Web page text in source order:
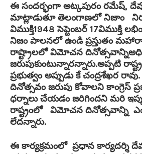
ఈ సందర్భంగా అట్కపురం రమేష్,
మాట్లాడుతూ తెలంగాణలో నిజాం
విముక్తి1948 సెప్టెంబర్ 17విముక్తి
నిజం పాలనలో ఉండి ప్రస్తుతం
రాష్ట్రాలలో విమోచన
జరుపుకుంటున్నారన్నారు.అప్పటి
ప్రభుత్వం అప్పుడు కే చంద్రశేఖర
దినోత్సవం జరుపు కోవాలని కాంగ్రెస్
ధర్నాలు చేయడం జరిగిందని మరి
రాష్ట్రంలో విమోచన దినోత్సవాన్ని
లేదన్నారు.
ఈ కార్యక్రమంలో ప్రధాన కార్యదర్శి